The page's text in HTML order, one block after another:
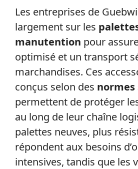
Les entreprises de
largement sur les
manutention pour
optimisé et un transport
marchandises. Ces
conçus selon des
permettent de protéger
au long de leur chaîne
palettes neuves, plus
répondent aux besoins
intensives, tandis que les